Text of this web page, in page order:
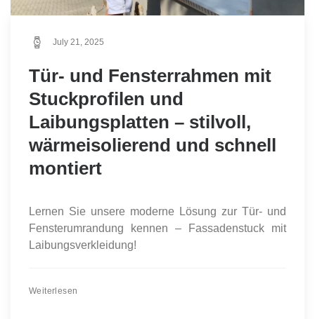
July 21, 2025
Tür- und Fensterrahmen mit
Stuckprofilen und
Laibungsplatten – stilvoll,
wärmeisolierend und schnell
montiert
Lernen Sie unsere moderne Lösung zur Tür- und
Fensterumrandung kennen – Fassadenstuck mit
Laibungsverkleidung!
Weiterlesen